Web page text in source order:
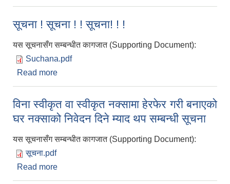
सूचना ! सूचना ! ! सूचना! ! !
यस सूचनासँग सम्बन्धीत कागजात (Supporting Document):
Suchana.pdf
Read more
विना स्वीकृत वा स्वीकृत नक्सामा हेरफेर गरी बनाएको
घर नक्साको निवेदन दिने म्याद थप सम्बन्धी सूचना
यस सूचनासँग सम्बन्धीत कागजात (Supporting Document):
सूचना.pdf
Read more